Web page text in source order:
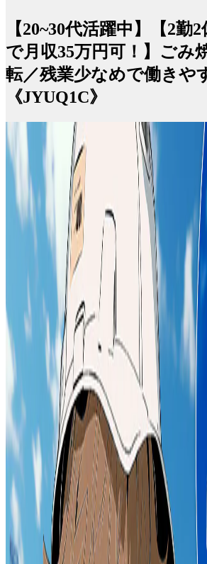
【20~30代活躍中】【2勤
で月収35万円可！】ごみ
転／残業少なめで働きや
《JYUQ1C》